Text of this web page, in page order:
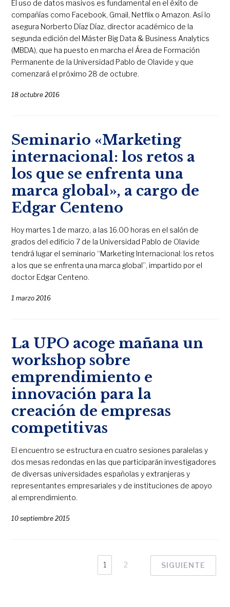
El uso de datos masivos es fundamental en el éxito de
compañías como Facebook, Gmail, Netflix o Amazon. Así lo
asegura Norberto Díaz Díaz, director académico de la
segunda edición del Máster Big Data & Business Analytics
(MBDA), que ha puesto en marcha el Área de Formación
Permanente de la Universidad Pablo de Olavide y que
comenzará el próximo 28 de octubre.
18 octubre 2016
Seminario «Marketing
internacional: los retos a
los que se enfrenta una
marca global», a cargo de
Edgar Centeno
Hoy martes 1 de marzo, a las 16.00 horas en el salón de
grados del edificio 7 de la Universidad Pablo de Olavide
tendrá lugar el seminario “Marketing Internacional: los retos
a los que se enfrenta una marca global”, impartido por el
doctor Edgar Centeno.
1 marzo 2016
La UPO acoge mañana un
workshop sobre
emprendimiento e
innovación para la
creación de empresas
competitivas
El encuentro se estructura en cuatro sesiones paralelas y
dos mesas redondas en las que participarán investigadores
de diversas universidades españolas y extranjeras y
representantes empresariales y de instituciones de apoyo
al emprendimiento.
10 septiembre 2015
1 2 SIGUIENTE